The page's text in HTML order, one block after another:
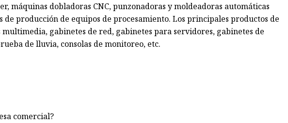
máquinas dobladoras CNC, punzonadoras y moldeadoras automáticas
producción de equipos de procesamiento. Los principales productos de
gabinetes de red, gabinetes para servidores, gabinetes de
de lluvia, consolas de monitoreo, etc.
comercial?